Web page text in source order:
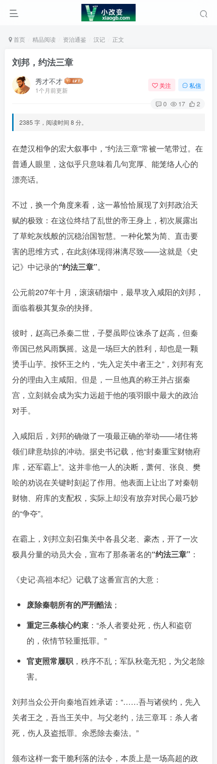
首页 精品阅读 资治通鉴 汉记 正文
刘邦，约法三章
秀才不才
1个月前更新
关注 私信
0 17 2
2385 字，阅读时间 8 分。
在楚汉相争的宏大叙事中，“约法三章”常被一笔带过。在
普通人眼里，这似乎只意味着几句宽厚、能笼络人心的
漂亮话。󠄹󠅀󠄪󠄢󠄡󠄦󠄞󠄧󠄣󠄞󠄢󠄡󠄦󠄞󠄢󠄣󠄩󠅬󠅅󠅃󠄵󠅂󠄪󠅗󠅥󠅕󠅣󠅤󠅬󠅄󠄹󠄽󠄵󠄪󠄢󠄠󠄢󠄦󠄝󠄠󠄨󠄝󠄠󠄧󠄐󠄠󠄦󠄪󠄢󠄤󠄪󠄣󠄤󠅬󠅨󠅙󠅑󠅟󠅗󠅒󠄞󠅓󠅟󠅝󠄐󠇕󠆠󠅿󠇖󠆄󠆩󠇕󠅿󠆈󠇗󠆭󠆁󠄐󠇗󠅹󠅸󠇖󠆍󠅳󠇖󠅹󠅰󠇖󠆌󠅹
不过，换一个角度来看，这一幕恰恰展现了刘邦政治天
赋的极致：在这位终结了乱世的帝王身上，初次展露出
了草蛇灰线般的沉稳治国智慧。一种化繁为简、直击要
害的思维方式，在此刻体现得淋漓尽致——这就是《史
记》中记录的󠄹󠅀󠄪󠄢󠄡󠄦󠄞󠄧󠄣󠄞󠄢󠄡󠄦󠄞󠄢󠄣󠄩󠅬󠅅󠅃󠄵󠅂󠄪󠅗󠅥󠅕󠅣󠅤󠅬󠅄󠄹󠄽󠄵󠄪󠄢󠄠󠄢󠄦󠄝󠄠󠄨󠄝󠄠󠄧󠄐󠄠󠄦󠄪󠄢󠄤󠄪󠄣󠄤󠅬󠅨󠅙󠅑󠅟󠅗󠅒󠄞󠅓󠅟󠅝󠄐󠇕󠆠󠅿󠇖󠆄󠆩󠇕󠅿󠆈󠇗󠆭󠆁󠄐󠇗󠅹󠅸󠇖󠆍󠅳󠇖󠅹󠅰󠇖󠆌󠅹“约法三章”。
公元前207年十月，滚滚硝烟中，最早攻入咸阳的刘邦，
面临着极其复杂的抉择。󠄹󠅀󠄪󠄢󠄡󠄦󠄞󠄧󠄣󠄞󠄢󠄡󠄦󠄞󠄢󠄣󠄩󠅬󠅅󠅃󠄵󠅂󠄪󠅗󠅥󠅕󠅣󠅤󠅬󠅄󠄹󠄽󠄵󠄪󠄢󠄠󠄢󠄦󠄝󠄠󠄨󠄝󠄠󠄧󠄐󠄠󠄦󠄪󠄢󠄤󠄪󠄣󠄤󠅬󠅨󠅙󠅑󠅟󠅗󠅒󠄞󠅓󠅟󠅝󠄐󠇕󠆠󠅿󠇖󠆄󠆩󠇕󠅿󠆈󠇗󠆭󠆁󠄐󠇗󠅹󠅸󠇖󠆍󠅳󠇖󠅹󠅰󠇖󠆌󠅹
彼时，赵高已杀秦二世，子婴虽即位诛杀了赵高，但秦
帝国已然风雨飘摇。这是一场巨大的胜利，却也是一颗
烫手山芋。按怀王之约，“先入定关中者王之”，刘邦有充
分的理由入主咸阳。但是，一旦他真的称王并占据秦
宫，立刻就会成为实力远超于他的项羽眼中最大的政治
对手。󠄹󠅀󠄪󠄢󠄡󠄦󠄞󠄧󠄣󠄞󠄢󠄡󠄦󠄞󠄢󠄣󠄩󠅬󠅅󠅃󠄵󠅂󠄪󠅗󠅥󠅕󠅣󠅤󠅬󠅄󠄹󠄽󠄵󠄪󠄢󠄠󠄢󠄦󠄝󠄠󠄨󠄝󠄠󠄧󠄐󠄠󠄦󠄪󠄢󠄤󠄪󠄣󠄤󠅬󠅨󠅙󠅑󠅟󠅗󠅒󠄞󠅓󠅟󠅝󠄐󠇕󠆠󠅿󠇖󠆄󠆩󠇕󠅿󠆈󠇗󠆭󠆁󠄐󠇗󠅹󠅸󠇖󠆍󠅳󠇖󠅹󠅰󠇖󠆌󠅹
入咸阳后，刘邦的确做了一项最正确的举动——堵住将
领们肆意劫掠的冲动。据史书记载，他“封秦重宝财物府
库，还军霸上”。这并非他一人的决断，萧何、张良、樊
哙的劝说在关键时刻起了作用。他表面上让出了对秦朝
财物、府库的支配权，实际上却没有放弃对民心最巧妙
的“争夺”。󠄹󠅀󠄪󠄢󠄡󠄦󠄞󠄧󠄣󠄞󠄢󠄡󠄦󠄞󠄢󠄣󠄩󠅬󠅅󠅃󠄵󠅂󠄪󠅗󠅥󠅕󠅣󠅤󠅬󠅄󠄹󠄽󠄵󠄪󠄢󠄠󠄢󠄦󠄝󠄠󠄨󠄝󠄠󠄧󠄐󠄠󠄦󠄪󠄢󠄤󠄪󠄣󠄤󠅬󠅨󠅙󠅑󠅟󠅗󠅒󠄞󠅓󠅟󠅝󠄐󠇕󠆠󠅿󠇖󠆄󠆩󠇕󠅿󠆈󠇗󠆭󠆁󠄐󠇗󠅹󠅸󠇖󠆍󠅳󠇖󠅹󠅰󠇖󠆌󠅹
在霸上，刘邦立刻召集关中各县父老、豪杰，开了一次
极具分量的动员大会，宣布了那条著名的󠄹󠅀󠄪󠄢󠄡󠄦󠄞󠄧󠄣󠄞󠄢󠄡󠄦󠄞󠄢󠄣󠄩󠅬󠅅󠅃󠄵󠅂󠄪󠅗󠅥󠅕󠅣󠅤󠅬󠅄󠄹󠄽󠄵󠄪󠄢󠄠󠄢󠄦󠄝󠄠󠄨󠄝󠄠󠄧󠄐󠄠󠄦󠄪󠄢󠄤󠄪󠄣󠄤󠅬󠅨󠅙󠅑󠅟󠅗󠅒󠄞󠅓󠅟󠅝󠄐󠇕󠆠󠅿󠇖󠆄󠆩󠇕󠅿󠆈󠇗󠆭󠆁󠄐󠇗󠅹󠅸󠇖󠆍󠅳󠇖󠅹󠅰󠇖󠆌󠅹“约法三章” ：
《史记·高祖本纪》记载了这番宣言的大意：
废除秦朝所有的严刑酷法；
重定三条核心约束 ：“杀人者要处死，伤人和盗窃
的，依情节轻重抵罪。”
官吏照常履职 ，秩序不乱；军队秋毫无犯，为父老除
害。
刘邦当众公开向秦地百姓承诺：“……吾与诸侯约，先入
关者王之，吾当王关中。与父老约，法三章耳：杀人者
死，伤人及盗抵罪。余悉除去秦法。”󠄹󠅀󠄪󠄢󠄡󠄦󠄞󠄧󠄣󠄞󠄢󠄡󠄦󠄞󠄢󠄣󠄩󠅬󠅅󠅃󠄵󠅂󠄪󠅗󠅥󠅕󠅣󠅤󠅬󠅄󠄹󠄽󠄵󠄪󠄢󠄠󠄢󠄦󠄝󠄠󠄨󠄝󠄠󠄧󠄐󠄠󠄦󠄪󠄢󠄤󠄪󠄣󠄤󠅬󠅨󠅙󠅑󠅟󠅗󠅒󠄞󠅓󠅟󠅝󠄐󠇕󠆠󠅿󠇖󠆄󠆩󠇕󠅿󠆈󠇗󠆭󠆁󠄐󠇗󠅹󠅸󠇖󠆍󠅳󠇖󠅹󠅰󠇖󠆌󠅹
颁布这样一套干脆利落的法令，本质上是一场高超的政